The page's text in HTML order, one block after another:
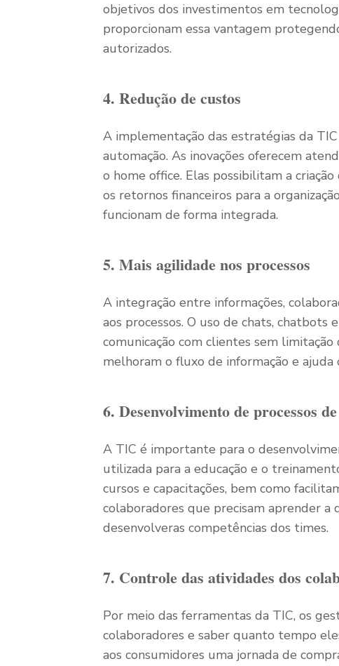
objetivos dos investimentos em
proporcionam essa vantagem
autorizados.
4. Redução de custos
A implementação das estratégias da
automação. As inovações oferecem
o home office. Elas possibilitam a
os retornos financeiros para a
funcionam de forma integrada.
5. Mais agilidade nos processos
A integração entre informações,
aos processos. O uso de chats,
comunicação com clientes sem
melhoram o fluxo de informação e ajuda
6. Desenvolvimento de processos
A TIC é importante para o
utilizada para a educação e o
cursos e capacitações, bem como
colaboradores que precisam aprender a
desenvolveras competências dos times.
7. Controle das atividades dos
Por meio das ferramentas da TIC, os
colaboradores e saber quanto tempo
aos consumidores uma jornada de